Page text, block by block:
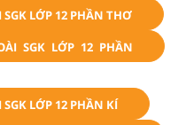
LỚP 12 PHẦN THƠ
SGK LỚP 12 PHẦN
LỚP 12 PHẦN KÍ